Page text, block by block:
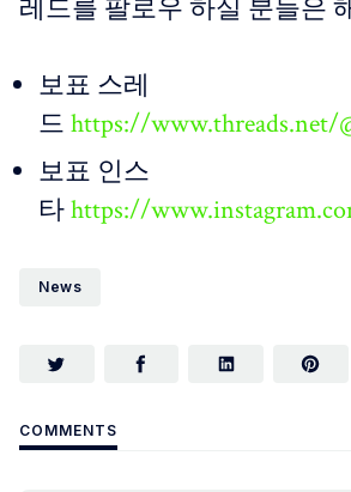
레드를 팔로우 하실 분들은
보표 스레
드 https://www.threads.net/
보표 인스
타https://
News
COMMENTS